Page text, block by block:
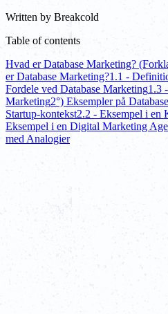
Written by Breakcold
Table of contents
Hvad er Database Marketing?
er Database Marketing?1.1 -
Fordele ved Database Marketing1.3
Marketing2°) Eksempler på
Startup-kontekst2.2 - Eksempel i en
Eksempel i en Digital Marketing
med Analogier